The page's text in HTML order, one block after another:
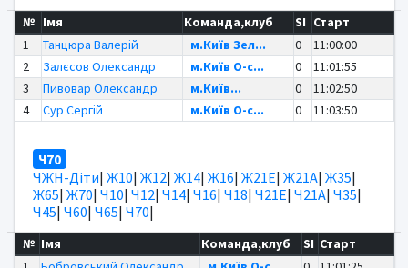
№ Імя Команда,клуб SI Старт
1
Танцюра Валерій м.Київ Зел... 0
11:00:00
2
Залєсов Олександр м.Київ O-c... 0
11:01:55
3
Пивовар Олександр м.Київ... 0
11:02:50
4
Сур Сергій м.Київ O-c... 0 11:03:50
Ч70
ЧЖН-Діти| Ж10| Ж12| Ж14| Ж16| Ж21Е| Ж21А| Ж35|
Ж65| Ж70| Ч10| Ч12| Ч14| Ч16| Ч18| Ч21Е| Ч21А| Ч35|
Ч45| Ч60| Ч65| Ч70|
№ Імя Команда,клуб SI Старт